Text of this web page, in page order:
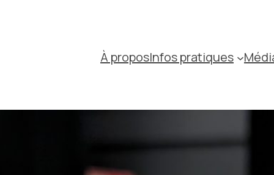
À proposInfos pratiques